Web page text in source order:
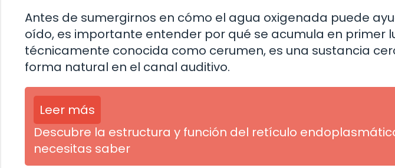
Antes de sumergirnos en cómo el agua oxigenada puede
oído, es importante entender por qué se acumula en primer
técnicamente conocida como cerumen, es una sustancia
forma natural en el canal auditivo.
Leer más
Descubre la estructura y función del retículo
necesitas saber